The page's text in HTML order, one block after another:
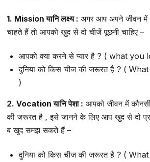
1. Mission यानि लक्ष्य : अगर आप अपने जीवन में
चाहते हैं तो आपको खुद से दो चीजें पूछनी चाहिए –
आपको क्या करने से प्यार है ? ( what you
दुनिया को किस चीज की जरूरत है ? (
)
2. Vocation यानि पेशा : आपको जीवन में
की जरूरत है , इसे जानने के लिए आप खुद से दो
ब खुद समझ सकते हैं –
दुनिया को किस चीज की जरूरत है ? (